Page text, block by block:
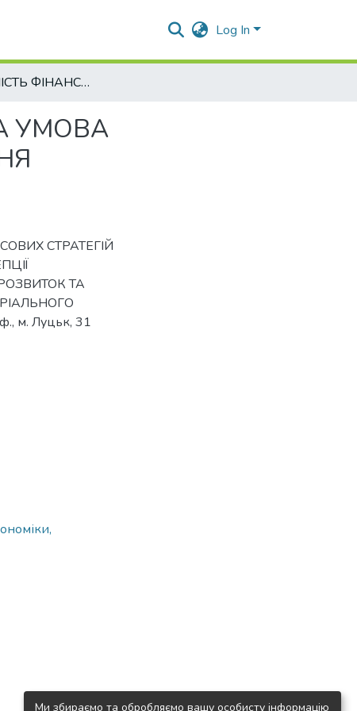
Log In
ЕФЕКТИВНІСТЬ ФІНАНСОВИХ СТРАТЕГІЙ БАЗОВА УМОВА ФОРМУВАННЯ СУЧАСНОЇ КОНЦЕПЦІЇ УПРАВЛІННЯ ПІДПРИЄМСТВОМ
УМОВА
СТРАТЕГІЙ
ТА
м. Луцьк, 31
Ми збираємо та обробляємо вашу особисту інформацію